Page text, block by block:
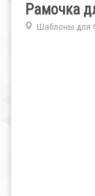
Рамочка
Шаблоны для